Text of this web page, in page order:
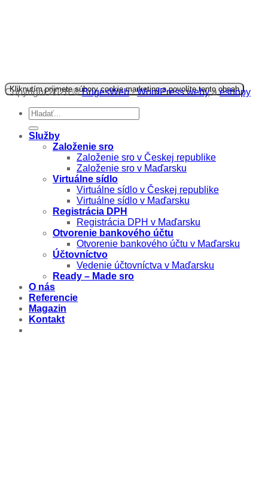
Kliknutím prijmete súbory cookie marketing a povolíte tento obsah
Copyright 2026 ©BugesWeb-WordPress webyaeshopy
Služby
Založenie sro
Založenie sro v Českej republike
Založenie sro v Maďarsku
Virtuálne sídlo
Virtuálne sídlo v Českej republike
Virtuálne sídlo v Maďarsku
Registrácia DPH
Registrácia DPH v Maďarsku
Otvorenie bankového účtu
Otvorenie bankového účtu v Maďarsku
Účtovníctvo
Vedenie účtovníctva v Maďarsku
Ready – Made sro
O nás
Referencie
Magazin
Kontakt